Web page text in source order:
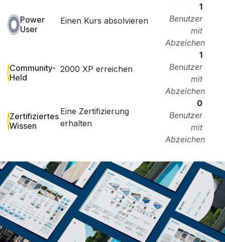
Power
User
Einen Kurs absolvieren
1
Benutzer
mit
Abzeichen
Community-
Held
2000 XP erreichen
1
Benutzer
mit
Abzeichen
Zertifiziertes
Wissen
Eine Zertifizierung
erhalten
0
Benutzer
mit
Abzeichen